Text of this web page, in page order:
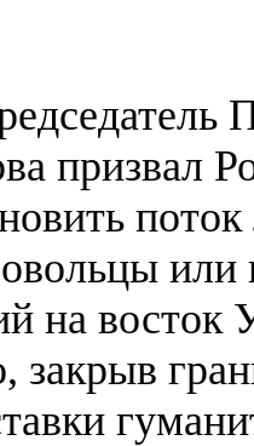
призвал
на восток
закрыв